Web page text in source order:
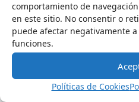
comportamiento de
en este sitio. No consentir o
puede afectar negativamente
funciones.
Políticas de Cookies
14 de noviembre de 2025
El Open Enrollment 2026
año en el que millones de
inscribirse, renovar o
médico a través del
Asesoría Inmigración
Noticias de interés
Seguros